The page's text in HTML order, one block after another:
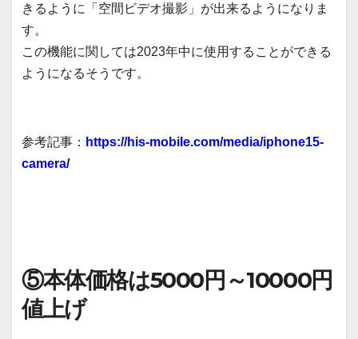
きるように「空間ビデオ撮影」が出来るようになりま
す。
この機能に関しては2023年中に使用することができる
ようになるそうです。
参考記事： https://his-mobile.com/media/iphone15-
camera/
⑤本体価格は5000円～10000円
値上げ